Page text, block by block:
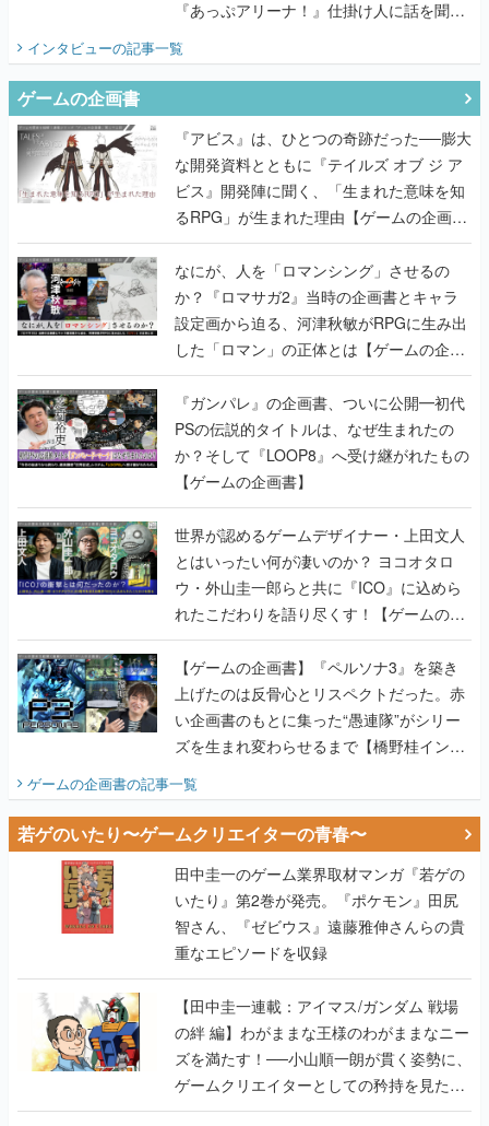
『あっぷアリーナ！』仕掛け人に話を聞い
インタビューの記事一覧
ゲームの企画書
『アビス』は、ひとつの奇跡だった──膨大
な開発資料とともに『テイルズ オブ ジ ア
ビス』開発陣に聞く、「生まれた意味を知
るRPG」が生まれた理由【ゲームの企画
書】
なにが、人を「ロマンシング」させるの
か？『ロマサガ2』当時の企画書とキャラ
設定画から迫る、河津秋敏がRPGに生み出
した「ロマン」の正体とは【ゲームの企画
書】
『ガンパレ』の企画書、ついに公開━初代
PSの伝説的タイトルは、なぜ生まれたの
か？そして『LOOP8』へ受け継がれたもの
【ゲームの企画書】
世界が認めるゲームデザイナー・上田文人
とはいったい何が凄いのか？ ヨコオタロ
ウ・外山圭一郎らと共に『ICO』に込めら
れたこだわりを語り尽くす！【ゲームの企
画書】
【ゲームの企画書】『ペルソナ3』を築き
上げたのは反骨心とリスペクトだった。赤
い企画書のもとに集った“愚連隊”がシリー
ズを生まれ変わらせるまで【橋野桂インタ
ゲームの企画書の記事一覧
若ゲのいたり〜ゲームクリエイターの青春〜
田中圭一のゲーム業界取材マンガ『若ゲの
いたり』第2巻が発売。『ポケモン』田尻
智さん、『ゼビウス』遠藤雅伸さんらの貴
重なエピソードを収録
【田中圭一連載：アイマス/ガンダム 戦場
の絆 編】わがままな王様のわがままなニー
ズを満たす！──小山順一朗が貫く姿勢に、
ゲームクリエイターとしての矜持を見た
【若ゲのいたり最終回】